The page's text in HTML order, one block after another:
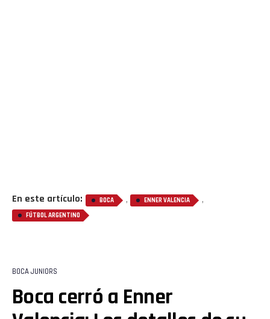
En este artículo: BOCA , ENNER VALENCIA ,
FÚTBOL ARGENTINO
BOCA JUNIORS
Boca cerró a Enner